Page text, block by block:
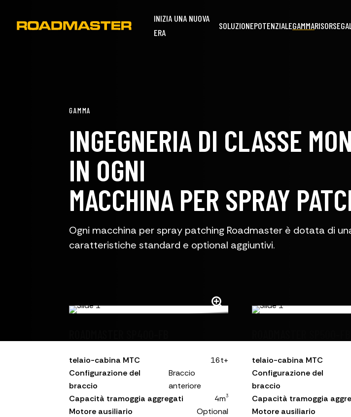
INIZIA UNA NUOVA
ERA
SOLUZIONEPOTENZIALEGAMMARISORSE
GAMMA
INGEGNERIA DI CLASSE
IN OGNI
MACCHINA PER SPRAY
Ogni macchina per spray patching Roadmaster è dotata di
caratteristiche standard e optional aggiuntivi.
telaio-cabina MTC
16t+
Configurazione del
braccio
Braccio
anteriore
Capacità tramoggia aggregati
4m3
Motore ausiliario
Optional
telaio-cabina MTC
Configurazione del
braccio
Capacità tramoggia
Motore ausiliario